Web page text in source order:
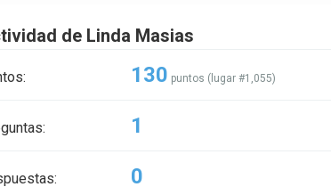
de Linda Masias
130 puntos (lugar #1,055)
1
0